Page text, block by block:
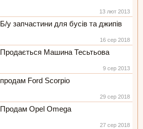
13 лют 2013
Б/у запчастини для бусів та джипів
16 сер 2018
Продається Машина Тесьтьова
9 сер 2013
продам Ford Scorpio
29 сер 2018
Продам Opel Omega
27 сер 2018